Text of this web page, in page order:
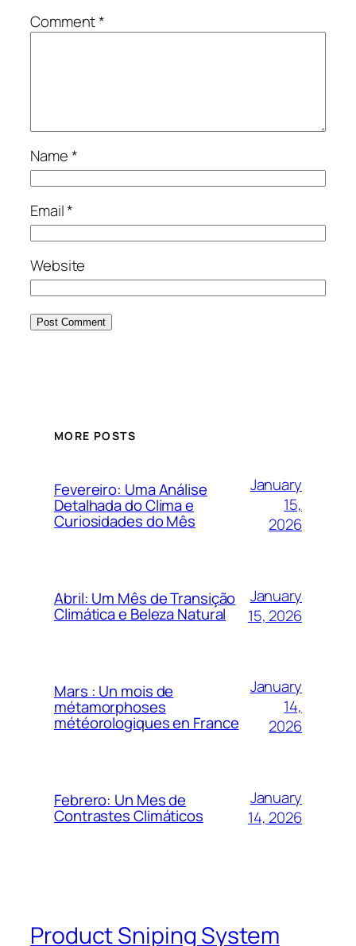
Comment*
Name*
Email*
Website
MORE POSTS
Fevereiro: Uma Análise
Detalhada do Clima e
Curiosidades do Mês
January
15,
2026
Abril: Um Mês de Transição
Climática e Beleza Natural
January
15, 2026
Mars : Un mois de
métamorphoses
météorologiques en France
January
14,
2026
Febrero: Un Mes de
Contrastes Climáticos
January
14, 2026
Product Sniping System